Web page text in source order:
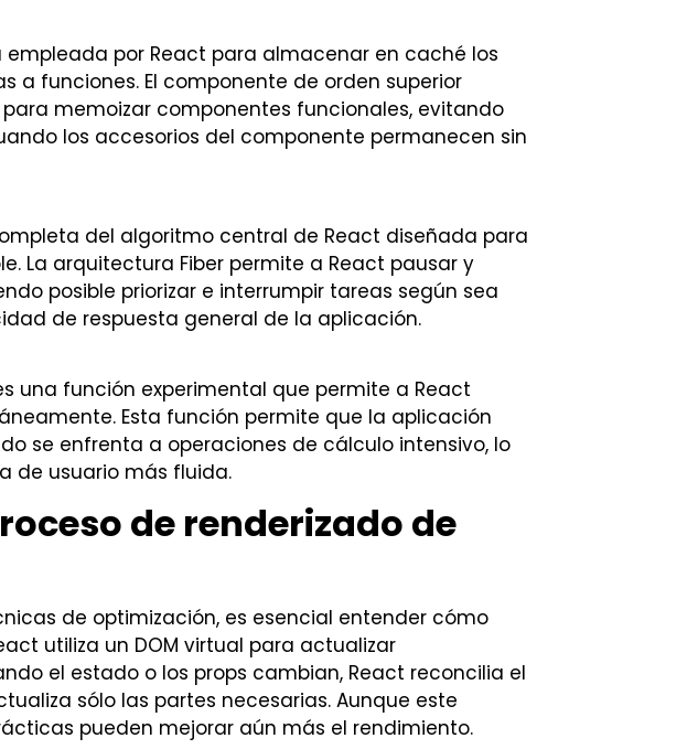
por React para almacenar en caché los
a funciones. El componente de orden superior
memoizar componentes funcionales, evitando
los accesorios del componente permanecen sin
del algoritmo central de React diseñada para
La arquitectura Fiber permite a React pausar y
posible priorizar e interrumpir tareas según sea
de respuesta general de la aplicación.
una función experimental que permite a React
Esta función permite que la aplicación
se enfrenta a operaciones de cálculo intensivo, lo
de usuario más fluida.
de renderizado de
de optimización, es esencial entender cómo
utiliza un DOM virtual para actualizar
el estado o los props cambian, React reconcilia el
sólo las partes necesarias. Aunque este
pueden mejorar aún más el rendimiento.